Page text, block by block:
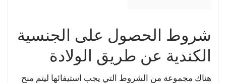
شروط الحصول على الجنسية
الكندية عن طريق الولادة
هناك مجموعة من الشروط التي يجب استيفائها ليتم منح